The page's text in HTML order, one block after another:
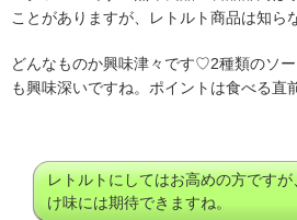
ことがありますが、レトルト商品は知ら
どんなものか興味津々です♡2種類のソ
も興味深いですね。ポイントは食べる
レトルトにしてはお高めの方ですが
け味には期待できますね。